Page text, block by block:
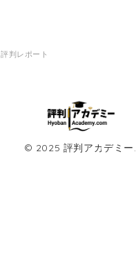
評判レポート
© 2025 評判アカデミー.